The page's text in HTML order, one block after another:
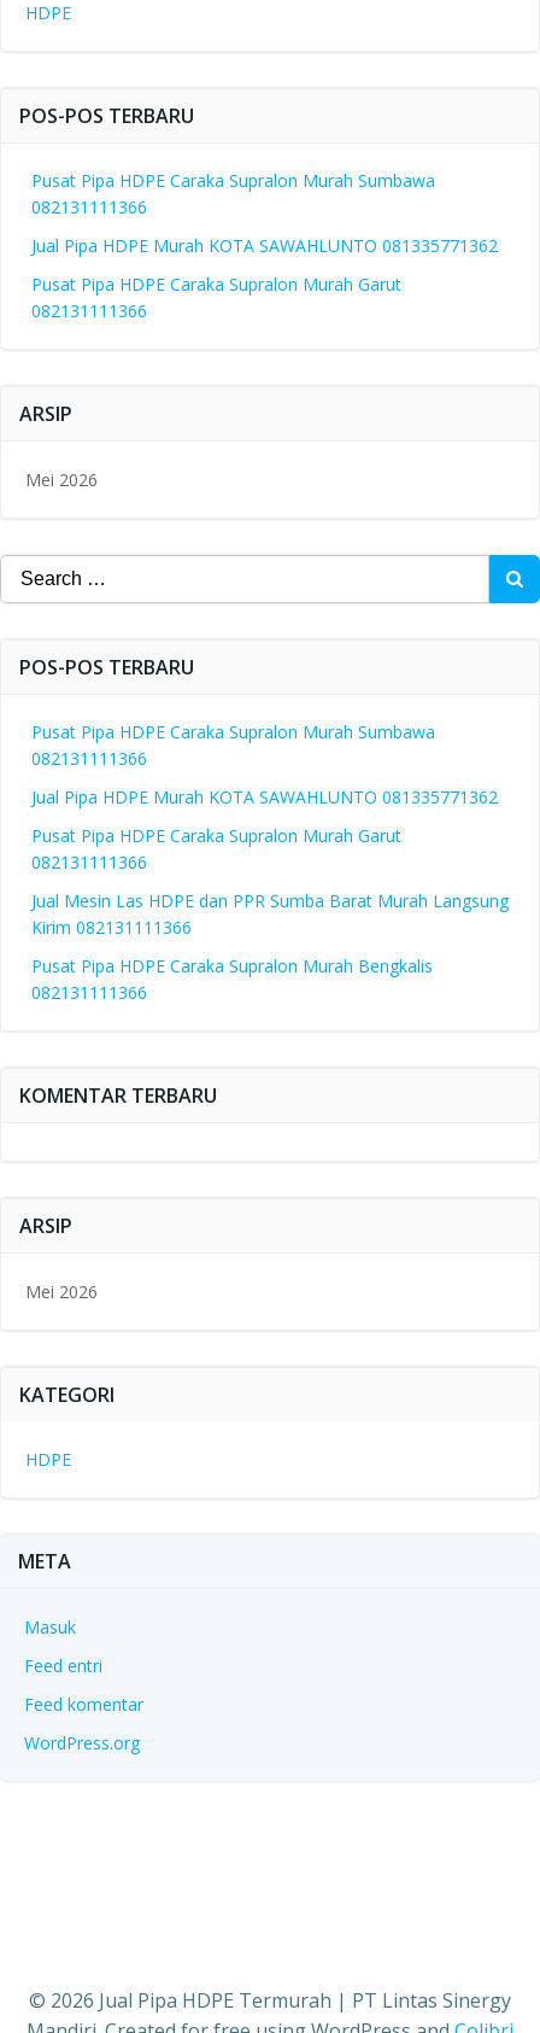
HDPE
POS-POS TERBARU
Pusat Pipa HDPE Caraka Supralon Murah Sumbawa
082131111366
Jual Pipa HDPE Murah KOTA SAWAHLUNTO 081335771362
Pusat Pipa HDPE Caraka Supralon Murah Garut
082131111366
ARSIP
Mei 2026
Search
for:
POS-POS TERBARU
Pusat Pipa HDPE Caraka Supralon Murah Sumbawa
082131111366
Jual Pipa HDPE Murah KOTA SAWAHLUNTO 081335771362
Pusat Pipa HDPE Caraka Supralon Murah Garut
082131111366
Jual Mesin Las HDPE dan PPR Sumba Barat Murah Langsung
Kirim 082131111366
Pusat Pipa HDPE Caraka Supralon Murah Bengkalis
082131111366
KOMENTAR TERBARU
ARSIP
Mei 2026
KATEGORI
HDPE
META
Masuk
Feed entri
Feed komentar
WordPress.org
© 2026 Jual Pipa HDPE Termurah | PT Lintas Sinergy